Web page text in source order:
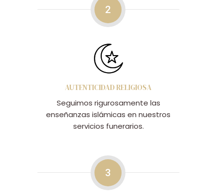
2
AUTENTICIDAD RELIGIOSA
Seguimos rigurosamente las
enseñanzas islámicas en nuestros
servicios funerarios.
3